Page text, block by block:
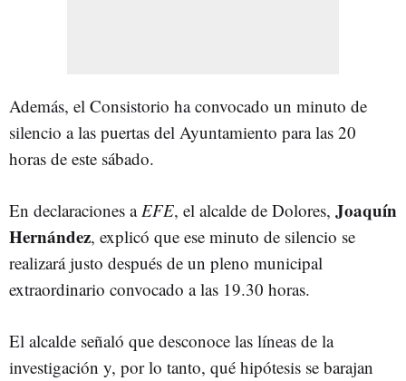
Además, el Consistorio ha convocado un minuto de
silencio a las puertas del Ayuntamiento para las 20
horas de este sábado.
En declaraciones a EFE, el alcalde de Dolores, Joaquín
Hernández, explicó que ese minuto de silencio se
realizará justo después de un pleno municipal
extraordinario convocado a las 19.30 horas.
El alcalde señaló que desconoce las líneas de la
investigación y, por lo tanto, qué hipótesis se barajan